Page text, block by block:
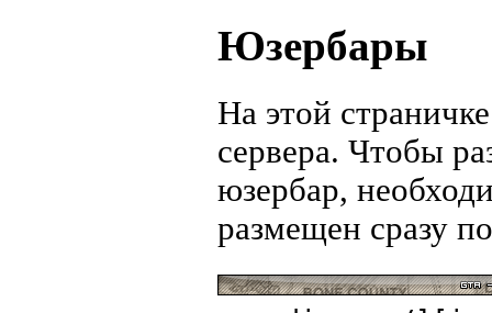
Юзербары
На этой
сервера. Чтобы
юзербар,
размещен сразу